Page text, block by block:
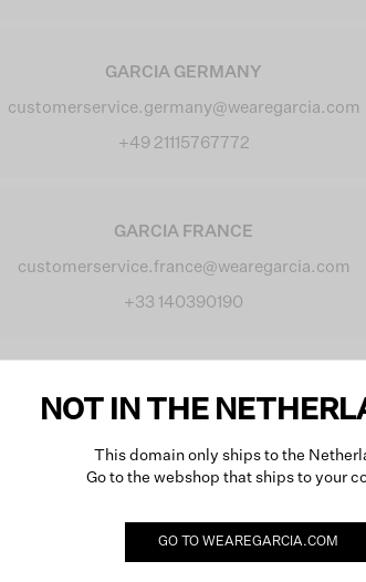
GARCIA GERMANY
customerservice.germany@wearegarcia.com
+49 21115767772
GARCIA FRANCE
customerservice.france@wearegarcia.com
+33 140390190
Cloud
Cloud is een B2B-platform dat modemerken
Het vereenvoudigt bestellingen
NOT IN THE
This domain only ships to the
Go to the webshop that ships to your
GO TO WEAREGARCIA.COM